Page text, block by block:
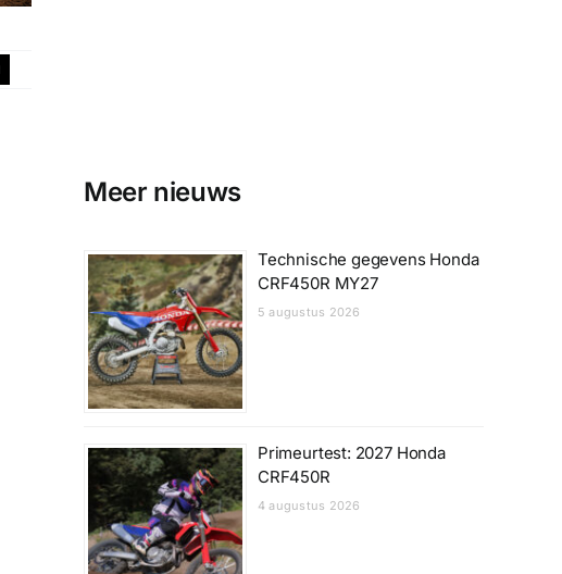
Meer nieuws
Technische gegevens Honda
CRF450R MY27
5 augustus 2026
Primeurtest: 2027 Honda
CRF450R
4 augustus 2026